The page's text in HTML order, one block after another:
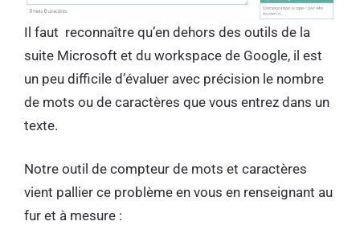
Il faut reconnaître qu’en dehors des outils de la
suite Microsoft et du workspace de Google, il est
un peu difficile d’évaluer avec précision le nombre
de mots ou de caractères que vous entrez dans un
texte.
Notre outil de compteur de mots et caractères
vient pallier ce problème en vous en renseignant au
fur et à mesure :